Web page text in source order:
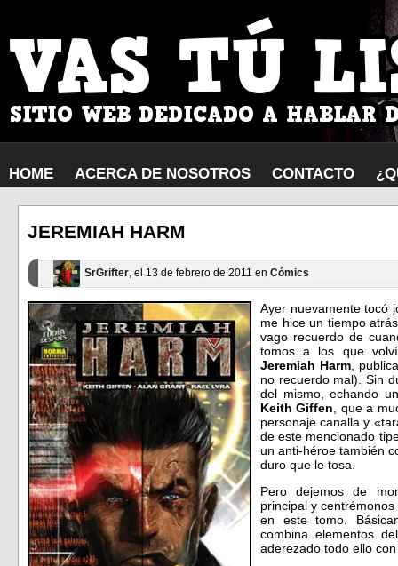
HOME ACERCA DE NOSOTROS CONTACTO
JEREMIAH HARM
SrGrifter, el 13 de febrero de 2011 en Cómics
Ayer nuevamente tocó
me hice un tiempo
vago recuerdo de
tomos a los que
Jeremiah Harm,
no recuerdo mal). Sin
del mismo, echando
Keith Giffen , que a
personaje canalla y
de este mencionado
un anti-héroe también
duro que le tosa.
Pero dejemos de
principal y
en este tomo.
combina elementos
aderezado todo ello